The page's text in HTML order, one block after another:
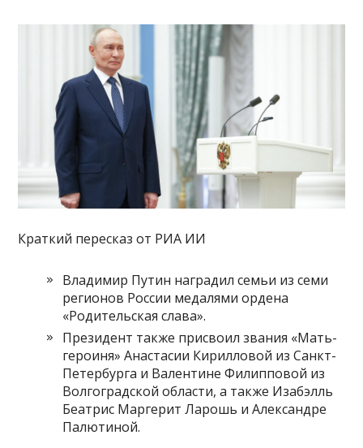
Краткий пересказ от РИА ИИ
Владимир Путин наградил семьи из семи
регионов России медалями ордена
«Родительская слава».
Президент также присвоил звания «Мать-
героиня» Анастасии Кирилловой из Санкт-
Петербурга и Валентине Филипповой из
Волгоградской области, а также Изабэлль
Беатрис Маргерит Ларошь и Александре
Палютиной.